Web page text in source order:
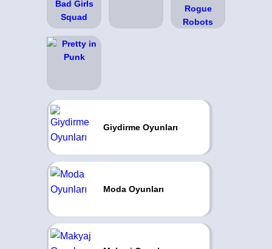
Giydirme Oyunları
Moda Oyunları